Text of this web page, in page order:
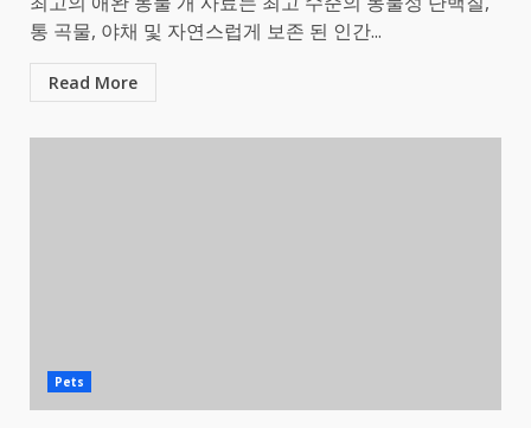
통 곡물, 야채 및 자연스럽게 보존 된 인간...
Read More
Pets